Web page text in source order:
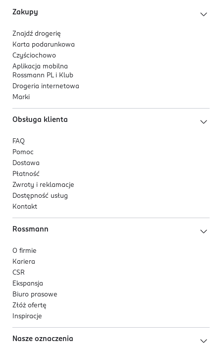
Zakupy
Znajdź drogerię
Karta podarunkowa
Czyściochowo
Aplikacja mobilna
Rossmann PL i Klub
Drogeria internetowa
Marki
Obsługa klienta
FAQ
Pomoc
Dostawa
Płatność
Zwroty i reklamacje
Dostępność usług
Kontakt
Rossmann
O firmie
Kariera
CSR
Ekspansja
Biuro prasowe
Złóż ofertę
Inspiracje
Nasze oznaczenia